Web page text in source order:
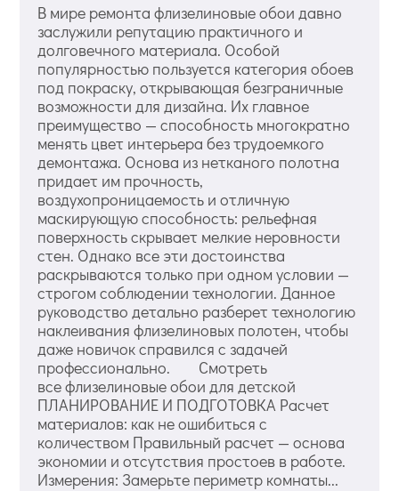
В мире ремонта флизелиновые обои давно
заслужили репутацию практичного и
долговечного материала. Особой
популярностью пользуется категория обоев
под покраску, открывающая безграничные
возможности для дизайна. Их главное
преимущество — способность многократно
менять цвет интерьера без трудоемкого
демонтажа. Основа из нетканого полотна
придает им прочность,
воздухопроницаемость и отличную
маскирующую способность: рельефная
поверхность скрывает мелкие неровности
стен. Однако все эти достоинства
раскрываются только при одном условии —
строгом соблюдении технологии. Данное
руководство детально разберет технологию
наклеивания флизелиновых полотен, чтобы
даже новичок справился с задачей
профессионально. Смотреть
все флизелиновые обои для детской
ПЛАНИРОВАНИЕ И ПОДГОТОВКА Расчет
материалов: как не ошибиться с
количеством Правильный расчет — основа
экономии и отсутствия простоев в работе.
Измерения: Замерьте периметр комнаты...